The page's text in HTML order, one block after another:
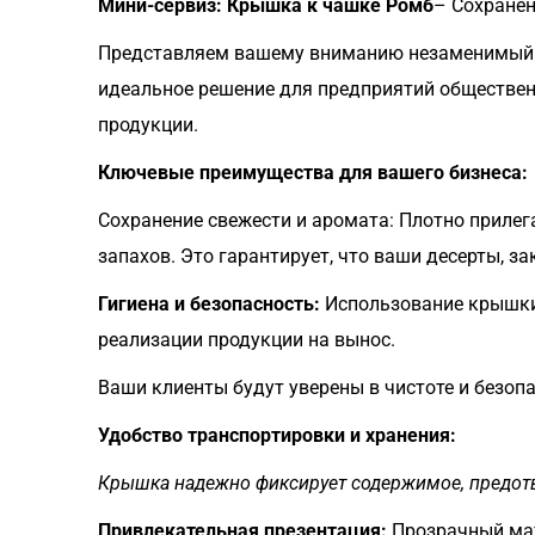
Мини-сервиз: Крышка к чашке Ромб–
Представляем вашему вниманию
идеальное решение для предприятий
продукции.
Ключевые преимущества для вашего бизнеса:
Сохранение свежести и аромата: Плотно
запахов. Это гарантирует, что ваши десерты,
Гигиена и безопасность: Использование
реализации продукции на вынос.
Ваши клиенты будут уверены в чистоте и
Удобство транспортировки и хранения:
Крышка надежно фиксирует содержимое,